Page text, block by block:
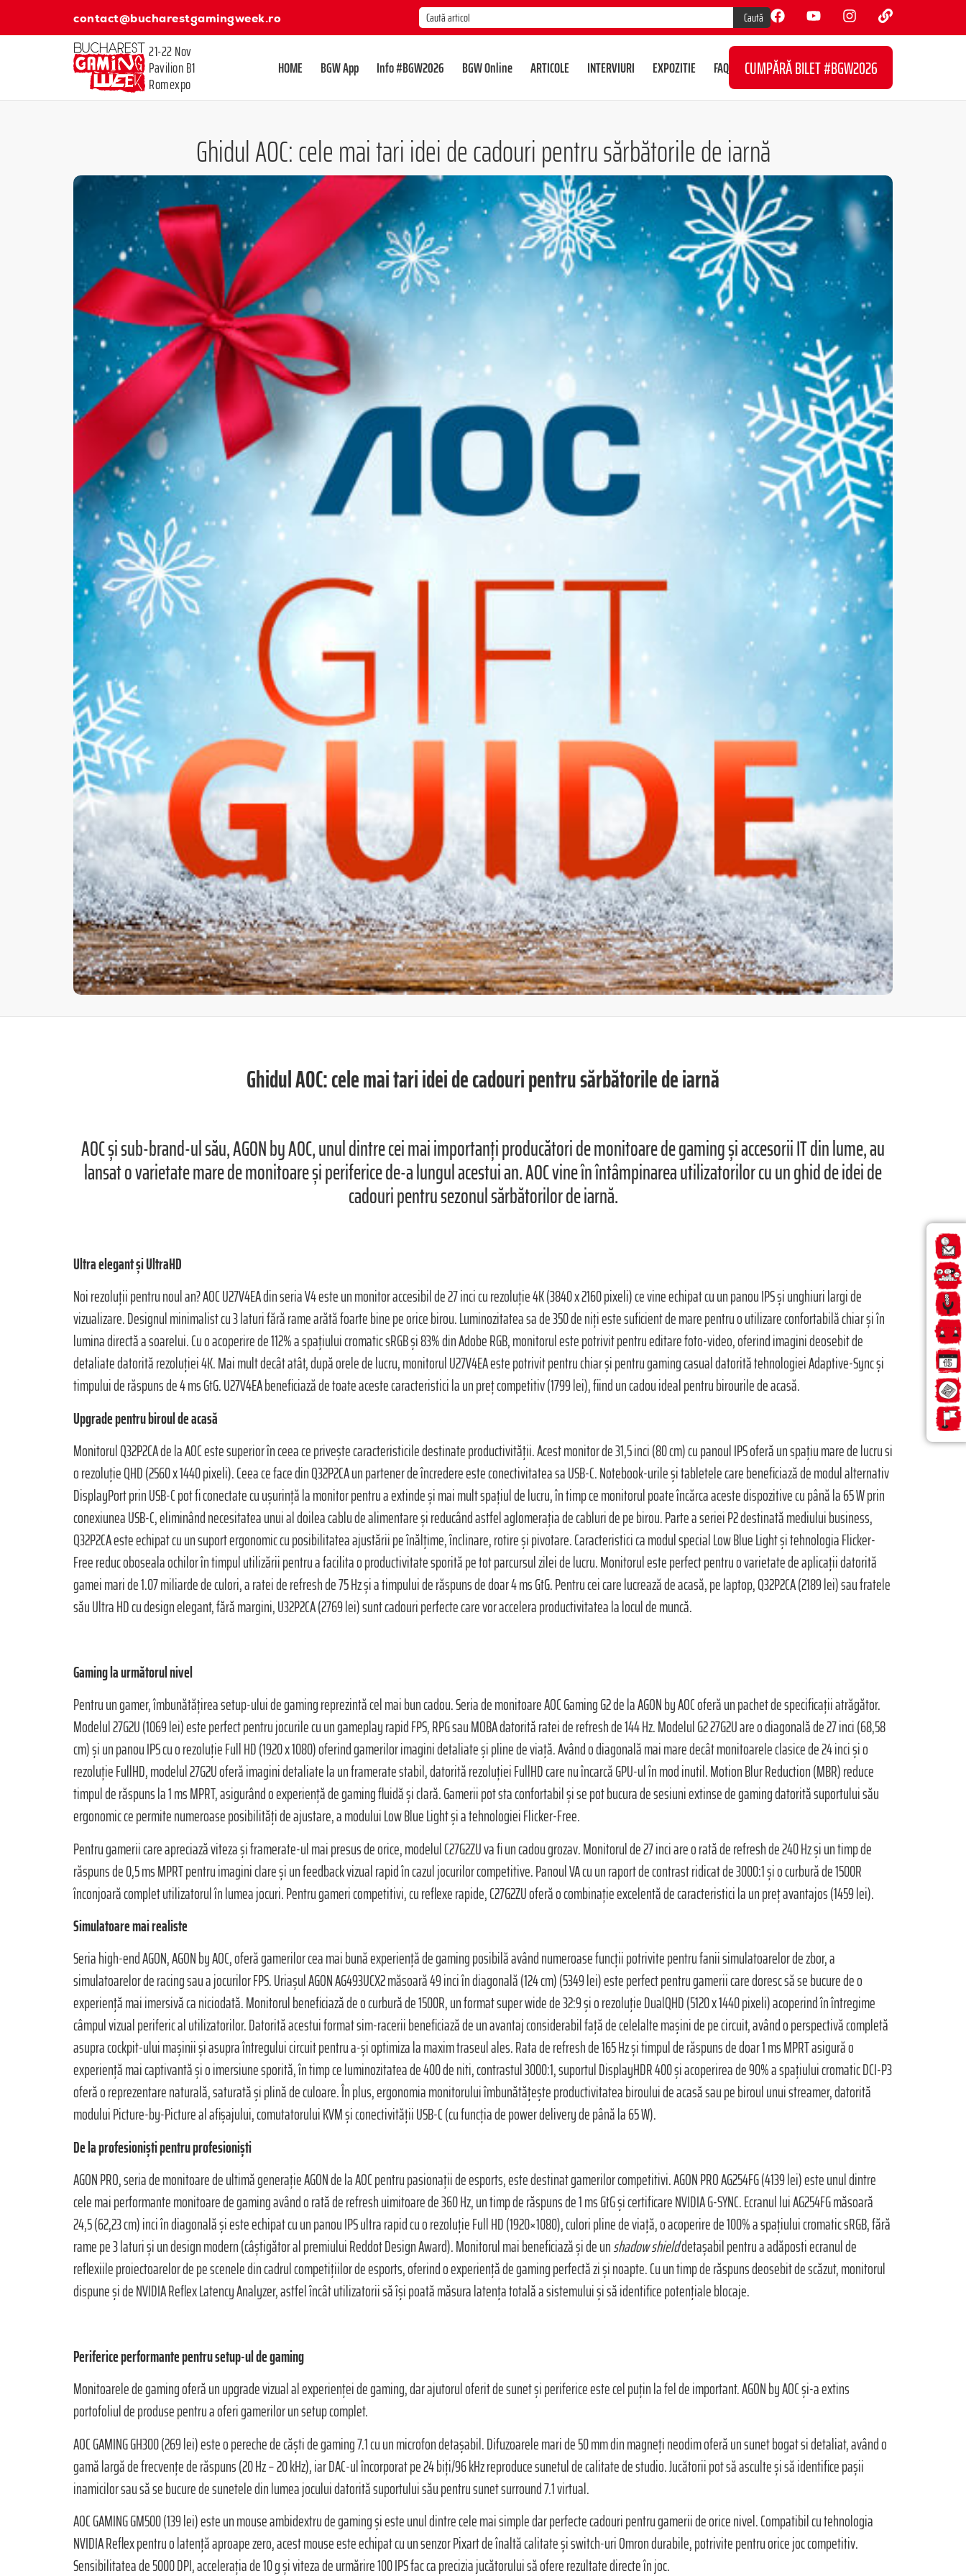
contact@bucharestgamingweek.ro Caută
21-22 Nov
Pavilion B1
Romexpo
HOME BGW App Info #BGW2026 BGW Online ARTICOLE INTERVIURI EXPOZITIE FAQ CUMPĂRĂ BILET #BGW2026
Ghidul AOC: cele mai tari idei de cadouri pentru sărbătorile de iarnă
Ghidul AOC: cele mai tari idei de cadouri pentru sărbătorile de iarnă
AOC și sub-brand-ul său, AGON by AOC, unul dintre cei mai importanți producători de monitoare de gaming și accesorii IT din lume, au
lansat o varietate mare de monitoare și periferice de-a lungul acestui an. AOC vine în întâmpinarea utilizatorilor cu un ghid de idei de
cadouri pentru sezonul sărbătorilor de iarnă.
Ultra elegant și UltraHD
Noi rezoluții pentru noul an? AOC U27V4EA din seria V4 este un monitor accesibil de 27 inci cu rezoluție 4K (3840 x 2160 pixeli) ce vine echipat cu un panou IPS și unghiuri largi de
vizualizare. Designul minimalist cu 3 laturi fără rame arătă foarte bine pe orice birou. Luminozitatea sa de 350 de niți este suficient de mare pentru o utilizare confortabilă chiar și în
lumina directă a soarelui. Cu o acoperire de 112% a spațiului cromatic sRGB și 83% din Adobe RGB, monitorul este potrivit pentru editare foto-video, oferind imagini deosebit de
detaliate datorită rezoluției 4K. Mai mult decât atât, după orele de lucru, monitorul U27V4EA este potrivit pentru chiar și pentru gaming casual datorită tehnologiei Adaptive-Sync și
timpului de răspuns de 4 ms GtG. U27V4EA beneficiază de toate aceste caracteristici la un preț competitiv (1799 lei), fiind un cadou ideal pentru birourile de acasă.
Upgrade pentru biroul de acasă
Monitorul Q32P2CA de la AOC este superior în ceea ce privește caracteristicile destinate productivității. Acest monitor de 31,5 inci (80 cm) cu panoul IPS oferă un spațiu mare de lucru si
o rezoluție QHD (2560 x 1440 pixeli). Ceea ce face din Q32P2CA un partener de încredere este conectivitatea sa USB-C. Notebook-urile și tabletele care beneficiază de modul alternativ
DisplayPort prin USB-C pot fi conectate cu ușurință la monitor pentru a extinde și mai mult spațiul de lucru, în timp ce monitorul poate încărca aceste dispozitive cu până la 65 W prin
conexiunea USB-C, eliminând necesitatea unui al doilea cablu de alimentare și reducând astfel aglomerația de cabluri de pe birou. Parte a seriei P2 destinată mediului business,
Q32P2CA este echipat cu un suport ergonomic cu posibilitatea ajustării pe înălțime, înclinare, rotire și pivotare. Caracteristici ca modul special Low Blue Light și tehnologia Flicker-
Free reduc oboseala ochilor în timpul utilizării pentru a facilita o productivitate sporită pe tot parcursul zilei de lucru. Monitorul este perfect pentru o varietate de aplicații datorită
gamei mari de 1.07 miliarde de culori, a ratei de refresh de 75 Hz și a timpului de răspuns de doar 4 ms GtG. Pentru cei care lucrează de acasă, pe laptop, Q32P2CA (2189 lei) sau fratele
său Ultra HD cu design elegant, fără margini, U32P2CA (2769 lei) sunt cadouri perfecte care vor accelera productivitatea la locul de muncă.
Gaming la următorul nivel
Pentru un gamer, îmbunătățirea setup-ului de gaming reprezintă cel mai bun cadou. Seria de monitoare AOC Gaming G2 de la AGON by AOC oferă un pachet de specificații atrăgător.
Modelul 27G2U (1069 lei) este perfect pentru jocurile cu un gameplay rapid FPS, RPG sau MOBA datorită ratei de refresh de 144 Hz. Modelul G2 27G2U are o diagonală de 27 inci (68,58
cm) și un panou IPS cu o rezoluție Full HD (1920 x 1080) oferind gamerilor imagini detaliate și pline de viață. Având o diagonală mai mare decât monitoarele clasice de 24 inci și o
rezoluție FullHD, modelul 27G2U oferă imagini detaliate la un framerate stabil, datorită rezoluției FullHD care nu încarcă GPU-ul în mod inutil. Motion Blur Reduction (MBR) reduce
timpul de răspuns la 1 ms MPRT, asigurând o experiență de gaming fluidă și clară. Gamerii pot sta confortabil și se pot bucura de sesiuni extinse de gaming datorită suportului său
ergonomic ce permite numeroase posibilități de ajustare, a modului Low Blue Light și a tehnologiei Flicker-Free.
Pentru gamerii care apreciază viteza și framerate-ul mai presus de orice, modelul C27G2ZU va fi un cadou grozav. Monitorul de 27 inci are o rată de refresh de 240 Hz și un timp de
răspuns de 0,5 ms MPRT pentru imagini clare și un feedback vizual rapid în cazul jocurilor competitive. Panoul VA cu un raport de contrast ridicat de 3000:1 și o curbură de 1500R
înconjoară complet utilizatorul în lumea jocuri. Pentru gameri competitivi, cu reflexe rapide, C27G2ZU oferă o combinație excelentă de caracteristici la un preț avantajos (1459 lei).
Simulatoare mai realiste
Seria high-end AGON, AGON by AOC, oferă gamerilor cea mai bună experiență de gaming posibilă având numeroase funcții potrivite pentru fanii simulatoarelor de zbor, a
simulatoarelor de racing sau a jocurilor FPS. Uriașul AGON AG493UCX2 măsoară 49 inci în diagonală (124 cm) (5349 lei) este perfect pentru gamerii care doresc să se bucure de o
experiență mai imersivă ca niciodată. Monitorul beneficiază de o curbură de 1500R, un format super wide de 32:9 și o rezoluție DualQHD (5120 x 1440 pixeli) acoperind în întregime
câmpul vizual periferic al utilizatorilor. Datorită acestui format sim-racerii beneficiază de un avantaj considerabil față de celelalte mașini de pe circuit, având o perspectivă completă
asupra cockpit-ului mașinii și asupra întregului circuit pentru a-și optimiza la maxim traseul ales. Rata de refresh de 165 Hz și timpul de răspuns de doar 1 ms MPRT asigură o
experiență mai captivantă și o imersiune sporită, în timp ce luminozitatea de 400 de niti, contrastul 3000:1, suportul DisplayHDR 400 și acoperirea de 90% a spațiului cromatic DCI-P3
oferă o reprezentare naturală, saturată și plină de culoare. În plus, ergonomia monitorului îmbunătățește productivitatea biroului de acasă sau pe biroul unui streamer, datorită
modului Picture-by-Picture al afișajului, comutatorului KVM și conectivității USB-C (cu funcția de power delivery de până la 65 W).
De la profesioniști pentru profesioniști
AGON PRO, seria de monitoare de ultimă generație AGON de la AOC pentru pasionații de esports, este destinat gamerilor competitivi. AGON PRO AG254FG (4139 lei) este unul dintre
cele mai performante monitoare de gaming având o rată de refresh uimitoare de 360 Hz, un timp de răspuns de 1 ms GtG și certificare NVIDIA G-SYNC. Ecranul lui AG254FG măsoară
24,5 (62,23 cm) inci în diagonală și este echipat cu un panou IPS ultra rapid cu o rezoluție Full HD (1920×1080), culori pline de viață, o acoperire de 100% a spațiului cromatic sRGB, fără
rame pe 3 laturi și un design modern (câștigător al premiului Reddot Design Award). Monitorul mai beneficiază și de unshadow shielddetașabil pentru a adăposti ecranul de
reflexiile proiectoarelor de pe scenele din cadrul competițiilor de esports, oferind o experiență de gaming perfectă zi și noapte. Cu un timp de răspuns deosebit de scăzut, monitorul
dispune și de NVIDIA Reflex Latency Analyzer, astfel încât utilizatorii să își poată măsura latența totală a sistemului și să identifice potențiale blocaje.
Periferice performante pentru setup-ul de gaming
Monitoarele de gaming oferă un upgrade vizual al experienței de gaming, dar ajutorul oferit de sunet și periferice este cel puțin la fel de important. AGON by AOC și-a extins
portofoliul de produse pentru a oferi gamerilor un setup complet.
AOC GAMING GH300 (269 lei) este o pereche de căști de gaming 7.1 cu un microfon detașabil. Difuzoarele mari de 50 mm din magneți neodim oferă un sunet bogat si detaliat, având o
gamă largă de frecvențe de răspuns (20 Hz – 20 kHz), iar DAC-ul încorporat pe 24 biți/96 kHz reproduce sunetul de calitate de studio. Jucătorii pot să asculte și să identifice pașii
inamicilor sau să se bucure de sunetele din lumea jocului datorită suportului său pentru sunet surround 7.1 virtual.
AOC GAMING GM500 (139 lei) este un mouse ambidextru de gaming și este unul dintre cele mai simple dar perfecte cadouri pentru gamerii de orice nivel. Compatibil cu tehnologia
NVIDIA Reflex pentru o latență aproape zero, acest mouse este echipat cu un senzor Pixart de înaltă calitate și switch-uri Omron durabile, potrivite pentru orice joc competitiv.
Sensibilitatea de 5000 DPI, accelerația de 10 g și viteza de urmărire 100 IPS fac ca precizia jucătorului să ofere rezultate directe în joc.